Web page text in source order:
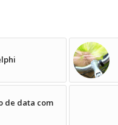
de data com